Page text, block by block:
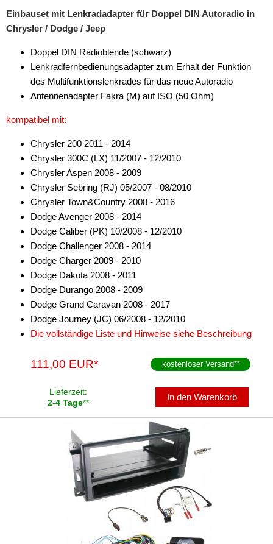
Einbauset mit Lenkradadapter für Doppel DIN Autoradio in
Chrysler / Dodge / Jeep
Doppel DIN Radioblende (schwarz)
Lenkradfernbedienungsadapter zum Erhalt der Funktion
des Multifunktionslenkrades für das neue Autoradio
Antennenadapter Fakra (M) auf ISO (50 Ohm)
kompatibel mit:
Chrysler 200 2011 - 2014
Chrysler 300C (LX) 11/2007 - 12/2010
Chrysler Aspen 2008 - 2009
Chrysler Sebring (RJ) 05/2007 - 08/2010
Chrysler Town&Country 2008 - 2016
Dodge Avenger 2008 - 2014
Dodge Caliber (PK) 10/2008 - 12/2010
Dodge Challenger 2008 - 2014
Dodge Charger 2009 - 2010
Dodge Dakota 2008 - 2011
Dodge Durango 2008 - 2009
Dodge Grand Caravan 2008 - 2017
Dodge Journey (JC) 06/2008 - 12/2010
Die vollständige Liste und Hinweise siehe Beschreibung
111,00 EUR* kostenloser Versand**
Lieferzeit:
2-4 Tage**
In den Warenkorb